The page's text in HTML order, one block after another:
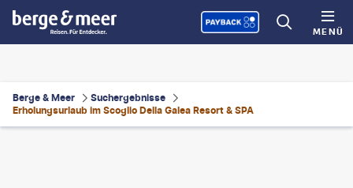
MENÜ
Berge & Meer
Suchergebnisse
Erholungsurlaub im Scoglio Della Galea Resort & SPA